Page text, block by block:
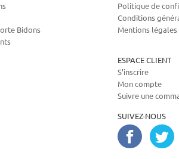
Bidons
Politique de
Conditions
Mentions légales
ESPACE CLIENT
S’inscrire
Mon compte
Suivre une
SUIVEZ-NOUS